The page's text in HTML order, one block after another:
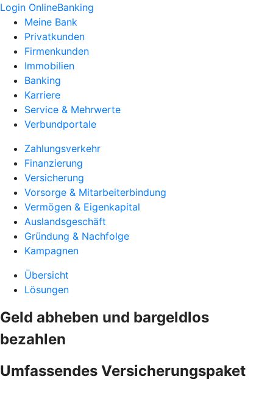
Login OnlineBanking
Meine Bank
Privatkunden
Firmenkunden
Immobilien
Banking
Karriere
Service & Mehrwerte
Verbundportale
Zahlungsverkehr
Finanzierung
Versicherung
Vorsorge & Mitarbeiterbindung
Vermögen & Eigenkapital
Auslandsgeschäft
Gründung & Nachfolge
Kampagnen
Übersicht
Lösungen
Geld abheben und bargeldlos
bezahlen
Umfassendes Versicherungspaket